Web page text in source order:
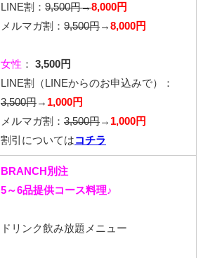
LINE割： 9,500円→8,000円
メルマガ割： 9,500円 → 8,000円
女性 ：
3,500円
LINE割
（LINEからのお申込みで）
：
3,500円 → 1,000円
メルマガ割： 3,500円 → 1,000円
割引については コチラ
BRANCH別注
5～6品提供コース料理♪
ドリンク飲み放題メニュー